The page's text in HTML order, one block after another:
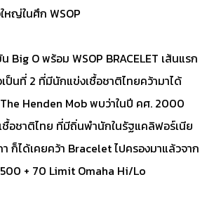
ญ่ในศึก WSOP
Big O พร้อม WSOP BRACELET เส้นแรก
ป็นที่ 2 ที่มีนักแข่งเชื้อชาติไทยคว้ามาได้
Henden Mob พบว่าในปี คศ. 2000
ชื้อชาติไทย ที่มีถิ่นพำนักในรัฐแคลิฟอร์เนีย
ก็ได้เคยคว้า Bracelet ไปครองมาแล้วจาก
+ 70 Limit Omaha Hi/Lo